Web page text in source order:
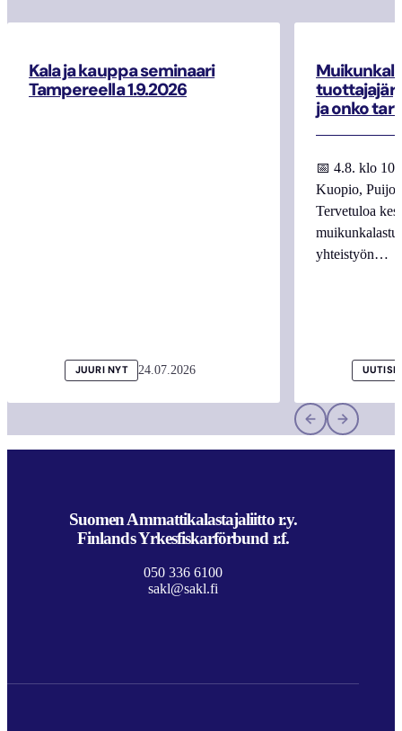
Kala ja kauppa seminaari
Tampereella 1.9.2026
JUURI NYT 24.07.2026
ja onko
📅 4.8. klo
Kuopio,
Tervetuloa
yhteistyön…
Suomen Ammattikalastajaliitto r.y.
Finlands Yrkesfiskarförbund r.f.
050 336 6100
sakl@sakl.fi